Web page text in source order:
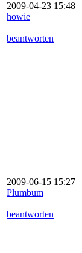
2009-04-23 15:48
howie
beantworten
2009-06-15 15:27
Plumbum
beantworten